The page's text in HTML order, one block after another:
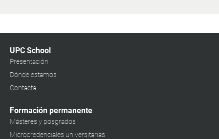
UPC School
Presentación
Dónde estamos
Contacta
Formación permanente
Másteres y posgrados
Microcredenciales universitarias